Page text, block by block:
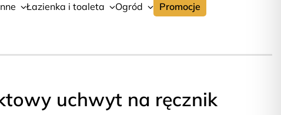
Łazienka i toaleta Ogród Promocje
uchwyt na ręcznik